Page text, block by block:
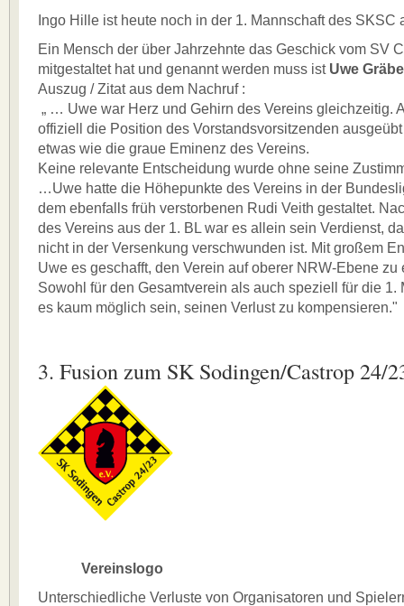
Ingo Hille ist heute noch in der 1. Mannschaft des SKSC
Ein Mensch der über Jahrzehnte das Geschick vom SV
mitgestaltet hat und genannt werden muss ist Uwe Gräbe
Auszug / Zitat aus dem Nachruf :
„ … Uwe war Herz und Gehirn des Vereins gleichzeitig.
offiziell die Position des Vorstandsvorsitzenden
etwas wie die graue Eminenz des Vereins.
Keine relevante Entscheidung wurde ohne seine
…Uwe hatte die Höhepunkte des Vereins in der
dem ebenfalls früh verstorbenen Rudi Veith gestaltet.
des Vereins aus der 1. BL war es allein sein Verdienst,
nicht in der Versenkung verschwunden ist. Mit großem
Uwe es geschafft, den Verein auf oberer NRW-Ebene zu
Sowohl für den Gesamtverein als auch speziell für die 1.
es kaum möglich sein, seinen Verlust zu kompensieren."
3. Fusion zum SK Sodingen/Castrop 24/
Vereinslogo
Unterschiedliche Verluste von Organisatoren und